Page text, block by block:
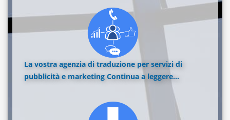
La vostra agenzia di traduzione per servizi di
pubblicità e marketing Continua a leggere...